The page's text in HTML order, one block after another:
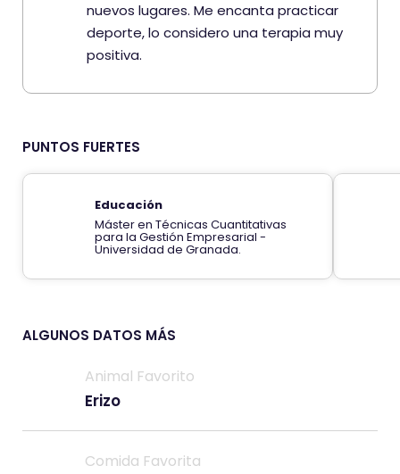
nuevos lugares. Me encanta practicar
deporte, lo considero una terapia muy
positiva.
PUNTOS FUERTES
Educación
Máster en Técnicas Cuantitativas
para la Gestión Empresarial -
Universidad de Granada.
ALGUNOS DATOS MÁS
Animal Favorito
Erizo
Comida Favorita